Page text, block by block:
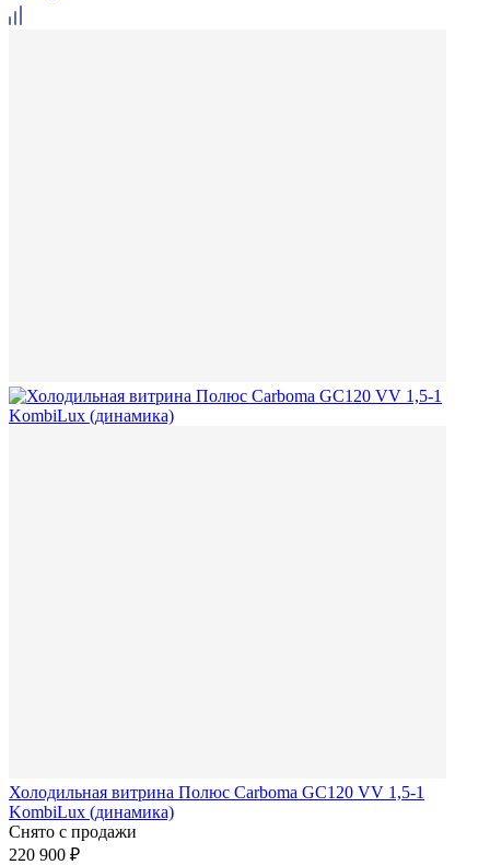
Холодильная витрина Полюс Carboma GC120 VV 1,5-1
KombiLux (динамика)
Снято с продажи
220 900 ₽